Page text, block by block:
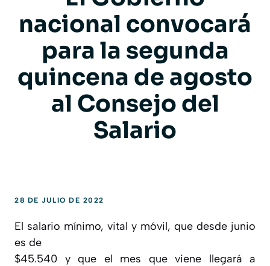
nacional convocará
para la segunda
quincena de agosto
al Consejo del
Salario
28 DE JULIO DE 2022
El salario mínimo, vital y móvil, que desde junio
es de
$45.540 y que el mes que viene llegará a